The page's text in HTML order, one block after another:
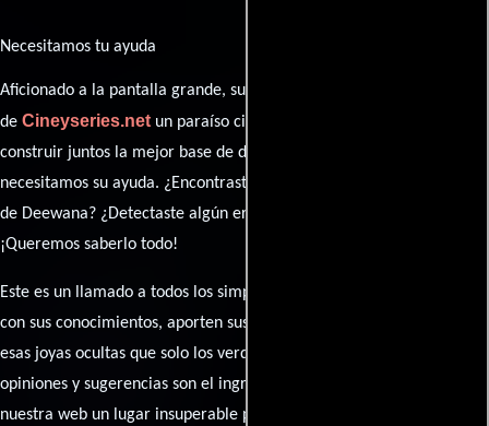
Necesitamos tu ayuda
Aficionado a la pantalla grande, su participación es clave para hacer
de Cineyseries.netun paraíso cinéfilo completo. Queremos
construir juntos la mejor base de datos cinematográfica, pero
necesitamos su ayuda. ¿Encontraste algún dato faltante en la ficha
de Deewana? ¿Detectaste algún error en la sinopsis o el elenco?
¡Queremos saberlo todo!
Este es un llamado a todos los simpatizantes del cine: contribuyan
con sus conocimientos, aporten sus descubrimientos y compartan
esas joyas ocultas que solo los verdaderos fanáticos conocen. Sus
opiniones y sugerencias son el ingrediente secreto que hará de
nuestra web un lugar insuperable para los amantes del celuloide.